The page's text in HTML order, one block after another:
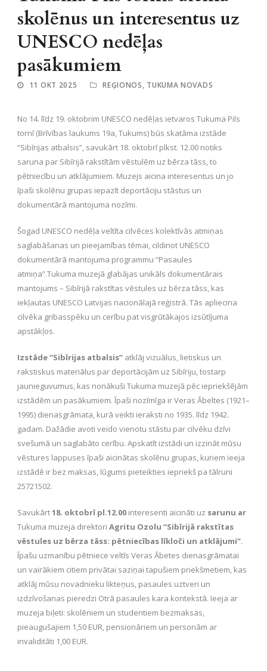
skolēnus un interesentus uz
UNESCO nedēļas
pasākumiem
11 OKT 2025 REĢIONOS, TUKUMA NOVADS
No 14. līdz 19. oktobrim UNESCO nedēļas ietvaros Tukuma Pils
tornī (Brīvības laukums 19a, Tukums) būs skatāma izstāde
“Sibīrijas atbalsis”, savukārt 18. oktobrī plkst. 12.00 notiks
saruna par Sibīrijā rakstītām vēstulēm uz bērza tāss, to
pētniecību un atklājumiem. Muzejs aicina interesentus un jo
īpaši skolēnu grupas iepazīt deportāciju stāstus un
dokumentārā mantojuma nozīmi.
Šogad UNESCO nedēļa veltīta cilvēces kolektīvās atmiņas
saglabāšanas un pieejamības tēmai, cildinot UNESCO
dokumentārā mantojuma programmu “Pasaules
atmiņa”.Tukuma muzejā glabājas unikāls dokumentārais
mantojums – Sibīrijā rakstītas vēstules uz bērza tāss, kas
iekļautas UNESCO Latvijas nacionālajā reģistrā. Tās apliecina
cilvēka gribasspēku un cerību pat visgrūtākajos izsūtījuma
apstākļos.
Izstāde “Sibīrijas atbalsis” atklāj vizuālus, lietiskus un
rakstiskus materiālus par deportācijām uz Sibīriju, tostarp
jaunieguvumus, kas nonākuši Tukuma muzejā pēc iepriekšējām
izstādēm un pasākumiem. Īpaši nozīmīga ir Veras Ābeltes (1921–
1995) dienasgrāmata, kurā veikti ieraksti no 1935. līdz 1942.
gadam. Dažādie avoti veido vienotu stāstu par cilvēku dzīvi
svešumā un saglabāto cerību. Apskatīt izstādi un izzināt mūsu
vēstures lappuses īpaši aicinātas skolēnu grupas, kuriem ieeja
izstādē ir bez maksas, lūgums pieteikties iepriekš pa tālruni
25721502.
Savukārt18. oktobrī pl.12.00 interesenti aicināti uz sarunu ar
Tukuma muzeja direktori Agritu Ozolu “Sibīrijā rakstītas
vēstules uz bērza tāss: pētniecības līkloči un atklājumi”.
Īpašu uzmanību pētniece veltīs Veras Ābetes dienasgrāmatai
un vairākiem citiem privātai saziņai tapušiem priekšmetiem, kas
atklāj mūsu novadnieku likteņus, pasaules uztveri un
izdzīvošanas pieredzi Otrā pasaules kara kontekstā. Ieeja ar
muzeja biļeti: skolēniem un studentiem bezmaksas,
pieaugušajiem 1,50 EUR, pensionāriem un personām ar
invaliditāti 1,00 EUR.